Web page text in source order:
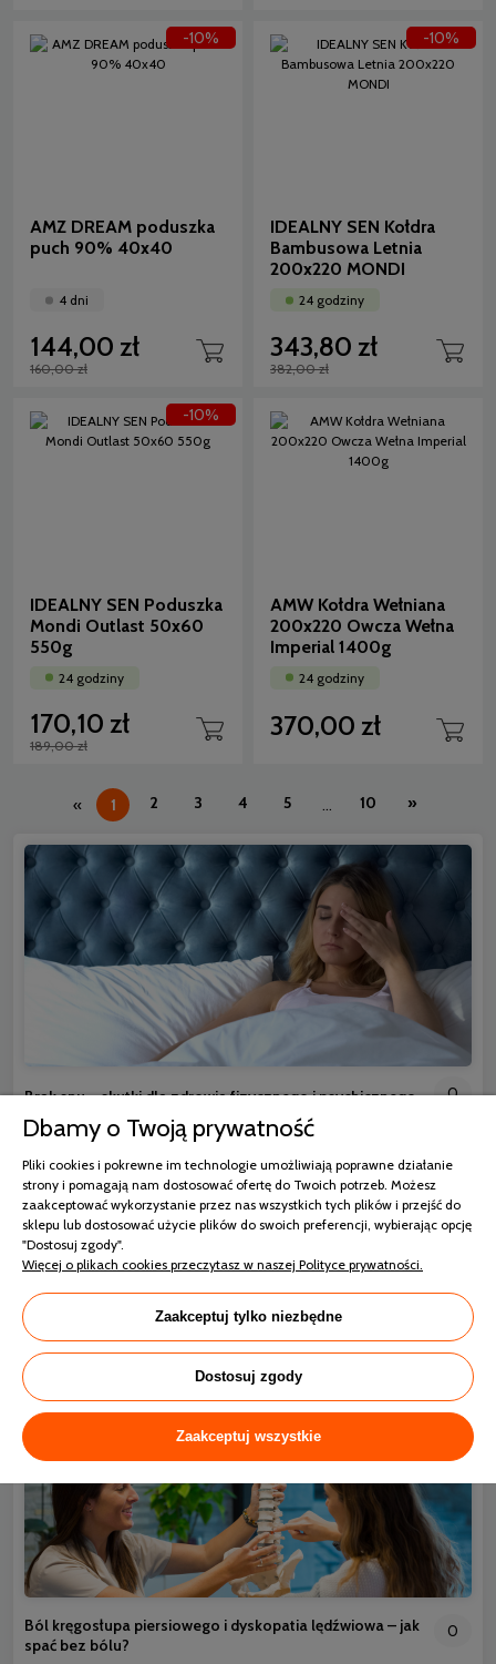
AMZ DREAM poduszka
puch 90% 40x40
4 dni
144,00 zł
160,00 zł
-10%
IDEALNY SEN Kołdra
Bambusowa Letnia
200x220 MONDI
24 godziny
343,80 zł
382,00 zł
-10%
IDEALNY SEN Poduszka
Mondi Outlast 50x60
550g
24 godziny
170,10 zł
189,00 zł
-10%
AMW Kołdra Wełniana
200x220 Owcza Wełna
Imperial 1400g
24 godziny
370,00 zł
« 1 2 3 4 5 ... 10 »
Brak snu – skutki dla zdrowia fizycznego i psychicznego 0
powoduje drażliwość, ale też wpływa na pracę całego organizmu.
Jednak szczególnie niebezpieczny jest brak snu, który powoduje nie
tylko uczucie znużenia, ale ma rzeczywiście wpływ zarówno na
zdrowie psychiczne, jak i fizyczne. Należy pamiętać, aby zawsze
dbać o higienę snu. Jednak bywa, że nawet zmiana materaca na
nowy nie wystarczy i organizm wciąż jest w trybie czujności.
czytaj całość »
Ból kręgosłupa piersiowego i dyskopatia lędźwiowa – jak
spać bez bólu?
0
Dbamy o Twoją prywatność
Pliki cookies i pokrewne im technologie umożliwiają poprawne działanie
strony i pomagają nam dostosować ofertę do Twoich potrzeb. Możesz
zaakceptować wykorzystanie przez nas wszystkich tych plików i przejść do
sklepu lub dostosować użycie plików do swoich preferencji, wybierając opcję
"Dostosuj zgody".
Więcej o plikach cookies przeczytasz w naszej Polityce prywatności.
Zaakceptuj tylko niezbędne
Dostosuj zgody
Zaakceptuj wszystkie